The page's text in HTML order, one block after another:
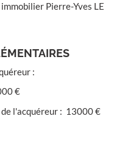
Pierre-Yves LE
:
€
l'acquéreur: 13000 €